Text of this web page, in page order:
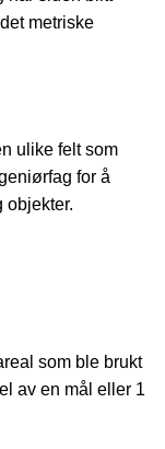
metriske
ulike felt som
for å
objekter.
som ble brukt
av en mål eller 1